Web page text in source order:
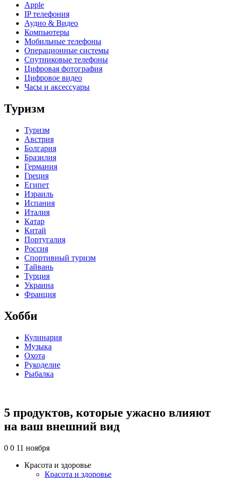
Apple
IP телефония
Аудио & Видео
Компьютеры
Мобильные телефоны
Операционные системы
Спутниковые телефоны
Цифровая фотография
Цифровое видео
Часы и аксессуары
Туризм
Туризм
Австрия
Болгария
Бразилия
Германия
Греция
Египет
Израиль
Испания
Италия
Катар
Китай
Португалия
Россия
Спортивный туризм
Тайвань
Турция
Украина
Франция
Хобби
Кулинария
Музыка
Охота
Рукоделие
Рыбалка
5 продуктов, которые ужасно влияют
на ваш внешний вид
0 0 11 ноября
Красота и здоровье
Красота и здоровье